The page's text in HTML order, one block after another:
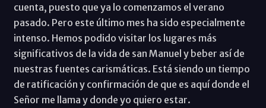
cuenta, puesto que ya lo comenzamos el verano
pasado. Pero este último mes ha sido especialmente
intenso. Hemos podido visitar los lugares más
significativos de la vida de san Manuel y beber así de
nuestras fuentes carismáticas. Está siendo un tiempo
de ratificación y confirmación de que es aquí donde el
Señor me llama y donde yo quiero estar.